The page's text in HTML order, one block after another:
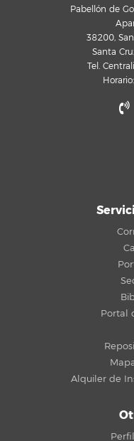
Pabellón de
38200,
Santa
Tel.
Portal
Alquiler de